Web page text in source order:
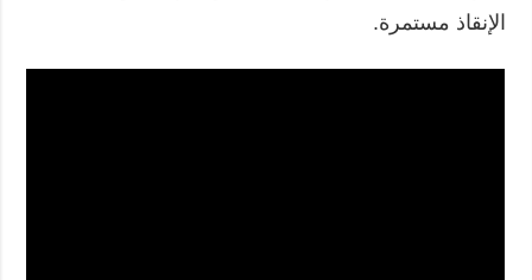
الإنقاذ مستمرة.